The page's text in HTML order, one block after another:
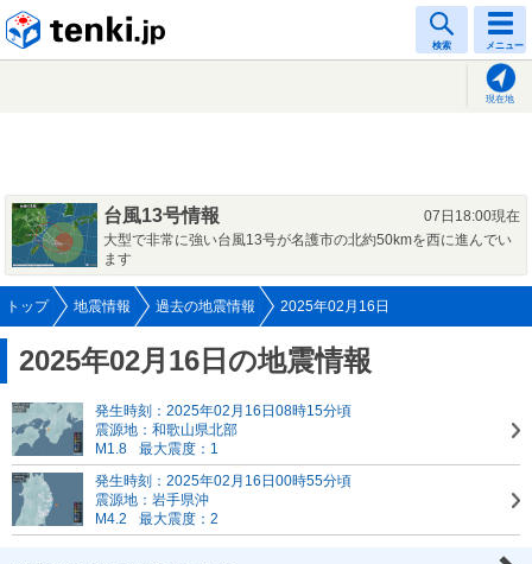
検索 メニュー
現在地
台風13号情報
07日18:00現在
大型で非常に強い台風13号が名護市の北約50kmを西に進んでい
ます
トップ 地震情報 過去の地震情報 2025年02月16日
2025年02月16日の地震情報
発生時刻：2025年02月16日08時15分頃
震源地：和歌山県北部
M1.8
最大震度：1
発生時刻：2025年02月16日00時55分頃
震源地：岩手県沖
M4.2
最大震度：2